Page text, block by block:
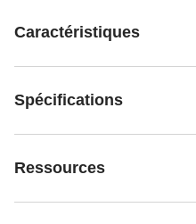
Caractéristiques
Spécifications
Ressources